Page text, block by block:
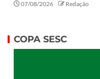
07/08/2026 Redação
COPA SESC